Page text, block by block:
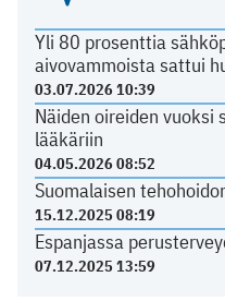
Yli 80 prosenttia
aivovammoista sattui
03.07.2026 10:39
Näiden oireiden vuoksi
lääkäriin
04.05.2026 08:52
Suomalaisen
15.12.2025 08:19
Espanjassa
07.12.2025 13:59